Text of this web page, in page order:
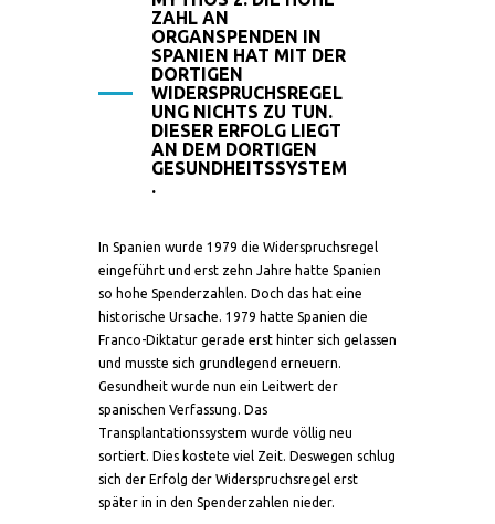
ZAHL AN
ORGANSPENDEN IN
SPANIEN HAT MIT DER
DORTIGEN
WIDERSPRUCHSREGEL
UNG NICHTS ZU TUN.
DIESER ERFOLG LIEGT
AN DEM DORTIGEN
GESUNDHEITSSYSTEM
.
In Spanien wurde 1979 die Widerspruchsregel
eingeführt und erst zehn Jahre hatte Spanien
so hohe Spenderzahlen. Doch das hat eine
historische Ursache. 1979 hatte Spanien die
Franco-Diktatur gerade erst hinter sich gelassen
und musste sich grundlegend erneuern.
Gesundheit wurde nun ein Leitwert der
spanischen Verfassung. Das
Transplantationssystem wurde völlig neu
sortiert. Dies kostete viel Zeit. Deswegen schlug
sich der Erfolg der Widerspruchsregel erst
später in in den Spenderzahlen nieder.